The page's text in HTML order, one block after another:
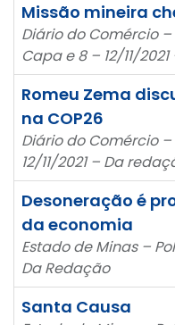
Missão mineira
Diário do Comércio
Capa e 8 – 12/11/
Romeu Zema
na COP26
Diário do Comércio
12/11/2021 – Da
Desoneração é
da economia
Estado de Minas –
Da Redação
Santa Causa